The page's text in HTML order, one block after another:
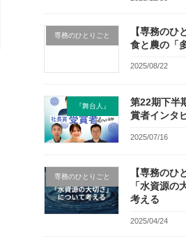
専務のひとりごと
【専務のひ
食と農の「
2025/08/22
『舞台人』
第22期下半
賞者インタ
2025/07/16
専務のひとりごと
【専務のひ
「水資源の
考える
2025/04/24